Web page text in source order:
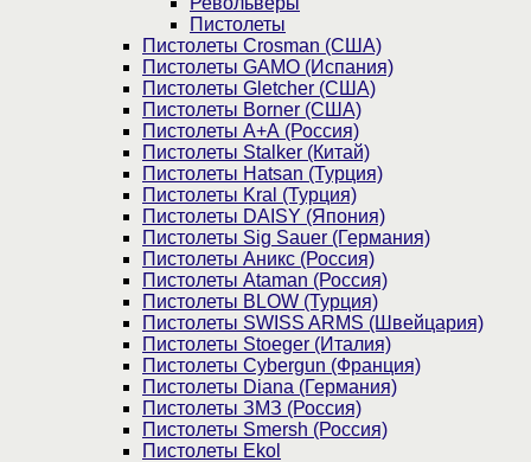
Пистолеты
Пистолеты Crosman (США)
Пистолеты GAMO (Испания)
Пистолеты Gletcher (США)
Пистолеты Borner (США)
Пистолеты А+А (Россия)
Пистолеты Stalker (Китай)
Пистолеты Hatsan (Турция)
Пистолеты Kral (Турция)
Пистолеты DAISY (Япония)
Пистолеты Sig Sauer (Германия)
Пистолеты Аникс (Россия)
Пистолеты Ataman (Россия)
Пистолеты BLOW (Турция)
Пистолеты SWISS ARMS (Швейцария)
Пистолеты Stoeger (Италия)
Пистолеты Cybergun (Франция)
Пистолеты Diana (Германия)
Пистолеты ЗМЗ (Россия)
Пистолеты Smersh (Россия)
Пистолеты Ekol